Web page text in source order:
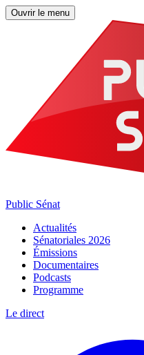
Ouvrir le menu
Public Sénat
Actualités
Sénatoriales 2026
Émissions
Documentaires
Podcasts
Programme
Le direct